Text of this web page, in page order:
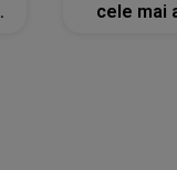
cele mai